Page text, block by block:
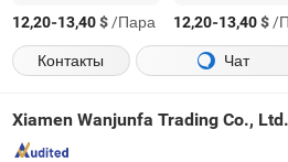
12,20-13,40$/Пара 12,20-13,40$/
Контакты
Чат
Xiamen Wanjunfa Trading Co., Ltd.